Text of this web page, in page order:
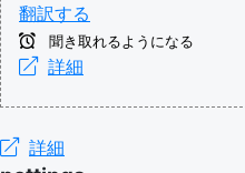
翻訳する
聞き取れるようになる
詳細
詳細